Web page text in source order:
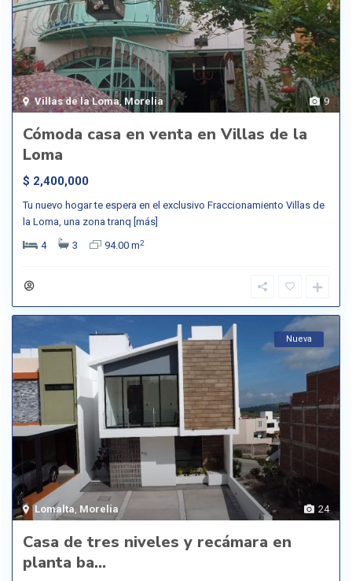
9
Villas de la Loma, Morelia
Cómoda casa en venta en Villas de la
Loma
$ 2,400,000
Tu nuevo hogar te espera en el exclusivo Fraccionamiento Villas de
la Loma, una zona tranq [más]
4
3 94.00 m2
24
Lomalta, Morelia
Nueva
Casa de tres niveles y recámara en
planta ba...